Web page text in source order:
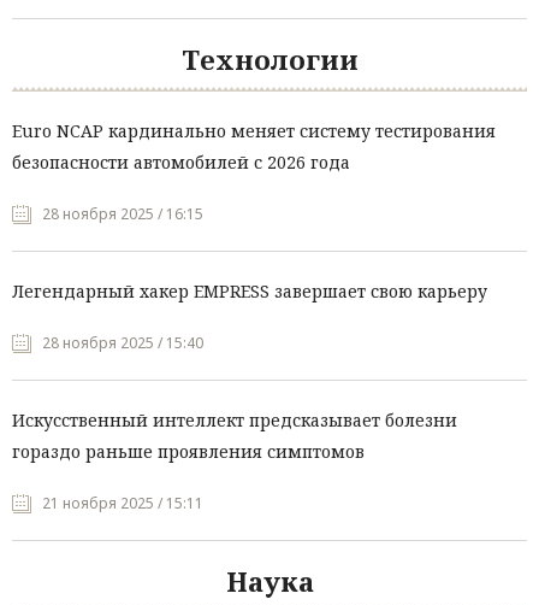
Технологии
Euro NCAP кардинально меняет систему тестирования
безопасности автомобилей с 2026 года
28 ноября 2025 / 16:15
Легендарный хакер EMPRESS завершает свою карьеру
28 ноября 2025 / 15:40
Искусственный интеллект предсказывает болезни
гораздо раньше проявления симптомов
21 ноября 2025 / 15:11
Наука